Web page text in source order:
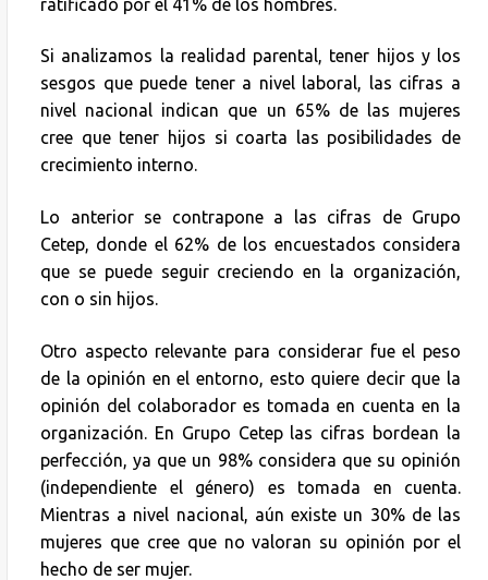
ratificado por el 41% de los hombres.
Si analizamos la realidad parental, tener hijos y los
sesgos que puede tener a nivel laboral, las cifras a
nivel nacional indican que un 65% de las mujeres
cree que tener hijos si coarta las posibilidades de
crecimiento interno.
Lo anterior se contrapone a las cifras de Grupo
Cetep, donde el 62% de los encuestados considera
que se puede seguir creciendo en la organización,
con o sin hijos.
Otro aspecto relevante para considerar fue el peso
de la opinión en el entorno, esto quiere decir que la
opinión del colaborador es tomada en cuenta en la
organización. En Grupo Cetep las cifras bordean la
perfección, ya que un 98% considera que su opinión
(independiente el género) es tomada en cuenta.
Mientras a nivel nacional, aún existe un 30% de las
mujeres que cree que no valoran su opinión por el
hecho de ser mujer.